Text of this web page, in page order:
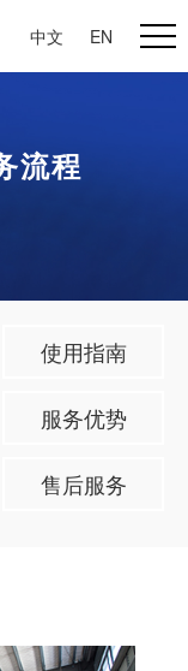
中文 EN
程
使用指南
服务优势
售后服务